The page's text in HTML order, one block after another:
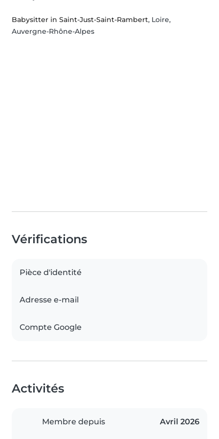
Babysitter in Saint-Just-Saint-Rambert, Loire,
Auvergne-Rhône-Alpes
Vérifications
Pièce d'identité
Adresse e-mail
Compte Google
Activités
Membre depuis Avril 2026